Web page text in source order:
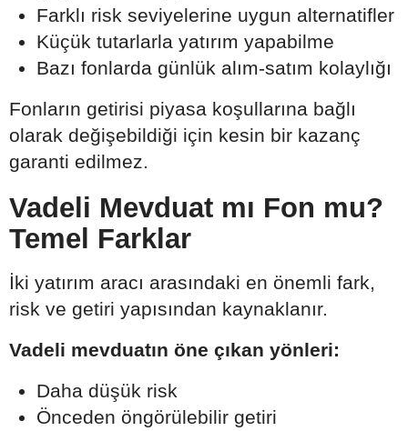
Farklı risk seviyelerine uygun alternatifler
Küçük tutarlarla yatırım yapabilme
Bazı fonlarda günlük alım-satım kolaylığı
Fonların getirisi piyasa koşullarına bağlı
olarak değişebildiği için kesin bir kazanç
garanti edilmez.
Vadeli Mevduat mı Fon mu?
Temel Farklar
İki yatırım aracı arasındaki en önemli fark,
risk ve getiri yapısından kaynaklanır.
Vadeli mevduatın öne çıkan yönleri:
Daha düşük risk
Önceden öngörülebilir getiri